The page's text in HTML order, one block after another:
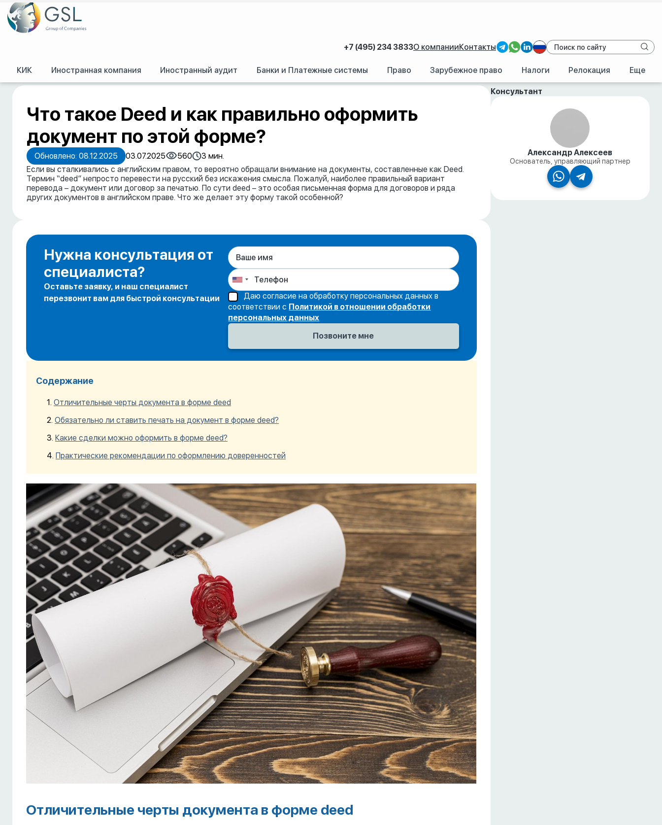
+7 (495) 234 3833О компанииКонтакты
КИК Иностранная компания Иностранный аудит Банки и Платежные системы Право Зарубежное право Налоги Релокация Еще
GSL/Пресс-центр/Публикации /Что такое Deed и как правильно оформить документ по этой форме?
Что такое Deed и как правильно оформить
документ по этой форме?
Обновлено: 08.12.2025 03.07.2025 560
3 мин.
Если вы сталкивались с английским правом, то вероятно обращали внимание на документы, составленные как Deed.
Термин “deed” непросто перевести на русский без искажения смысла. Пожалуй, наиболее правильный вариант
перевода – документ или договор за печатью. По сути deed – это особая письменная форма для договоров и ряда
других документов в английском праве. Что же делает эту форму такой особенной?
Нужна консультация от
специалиста?
Оставьте заявку, и наш специалист
перезвонит вам для быстрой консультации
Даю согласие на обработку персональных данных в
соответствии с Политикой в отношении обработки
персональных данных
Содержание
Отличительные черты документа в форме deed
Обязательно ли ставить печать на документ в форме deed?
Какие сделки можно оформить в форме deed?
Практические рекомендации по оформлению доверенностей
Отличительные черты документа в форме deed
Консультант
Александр Алексеев
Основатель, управляющий партнер